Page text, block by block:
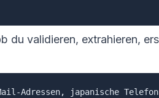
du validieren, extrahieren,
Adressen, japanische